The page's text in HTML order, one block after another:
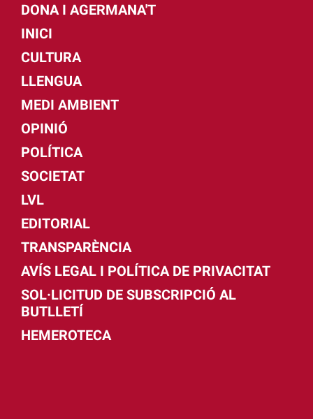
DONA I AGERMANA'T
INICI
CULTURA
LLENGUA
MEDI AMBIENT
OPINIÓ
POLÍTICA
SOCIETAT
LVL
EDITORIAL
TRANSPARÈNCIA
AVÍS LEGAL I POLÍTICA DE PRIVACITAT
SOL·LICITUD DE SUBSCRIPCIÓ AL
BUTLLETÍ
HEMEROTECA